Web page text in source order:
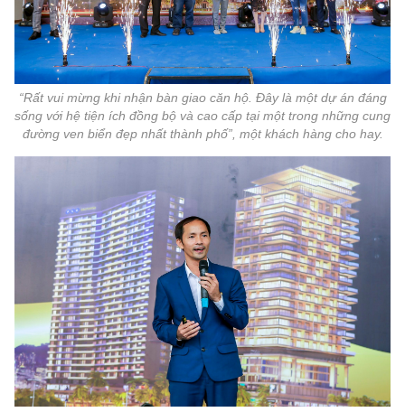
“Rất vui mừng khi nhận bàn giao căn hộ. Đây là một dự án đáng
sống với hệ tiện ích đồng bộ và cao cấp tại một trong những cung
đường ven biển đẹp nhất thành phố”, một khách hàng cho hay.